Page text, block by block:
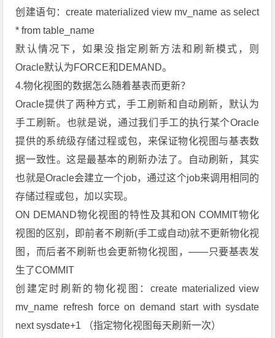
创建语句：create materialized view mv_name as select
* from table_name
默认情况下，如果没指定刷新方法和刷新模式，则
Oracle默认为FORCE和DEMAND。
4.物化视图的数据怎么随着基表而更新？
Oracle提供了两种方式，手工刷新和自动刷新，默认为
手工刷新。也就是说，通过我们手工的执行某个Oracle
提供的系统级存储过程或包，来保证物化视图与基表数
据一致性。这是最基本的刷新办法了。自动刷新，其实
也就是Oracle会建立一个job，通过这个job来调用相同的
存储过程或包，加以实现。
ON DEMAND物化视图的特性及其和ON COMMIT物化
视图的区别，即前者不刷新(手工或自动)就不更新物化视
图，而后者不刷新也会更新物化视图，——只要基表发
生了COMMIT
创建定时刷新的物化视图：create materialized view
mv_name refresh force on demand start with sysdate
next sysdate+1 （指定物化视图每天刷新一次）